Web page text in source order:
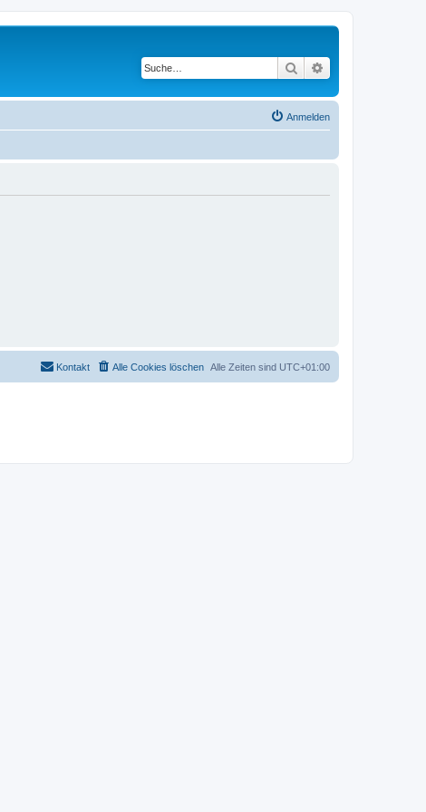
Suche
Anmelden
Alle Zeiten sind UTC+01:00
Alle Cookies löschen
Kontakt